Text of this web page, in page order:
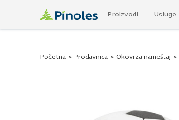
Proizvodi Usluge
Početna > Prodavnica > Okovi za nameštaj >